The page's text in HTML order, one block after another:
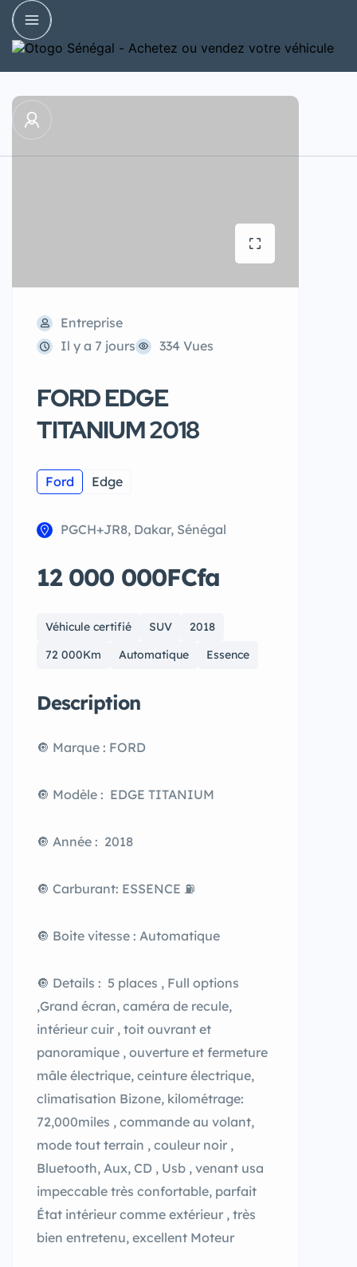
Entreprise
Il y a 7 jours
334 Vues
FORD EDGE
TITANIUM 2018
Ford Edge
PGCH+JR8, Dakar, Sénégal
12 000 000FCfa
Véhicule certifié SUV
2018
72 000Km
Automatique Essence
Description
🔘 Marque : FORD
🔘 Modèle : EDGE TITANIUM
🔘 Année : 2018
🔘 Carburant: ESSENCE ⛽️
🔘 Boite vitesse : Automatique
🔘 Details : 5 places , Full options
,Grand écran, caméra de recule,
intérieur cuir , toit ouvrant et
panoramique , ouverture et fermeture
mâle électrique, ceinture électrique,
climatisation Bizone, kilométrage:
72,000miles , commande au volant,
mode tout terrain , couleur noir ,
Bluetooth, Aux, CD , Usb , venant usa
impeccable très confortable, parfait
État intérieur comme extérieur , très
bien entretenu, excellent Moteur